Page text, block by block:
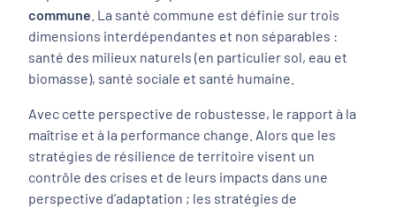
commune . La santé commune est définie sur trois
dimensions interdépendantes et non séparables :
santé des milieux naturels (en particulier sol, eau et
biomasse), santé sociale et santé humaine.
Avec cette perspective de robustesse, le rapport à la
maîtrise et à la performance change. Alors que les
stratégies de résilience de territoire visent un
contrôle des crises et de leurs impacts dans une
perspective d’adaptation ; les stratégies de